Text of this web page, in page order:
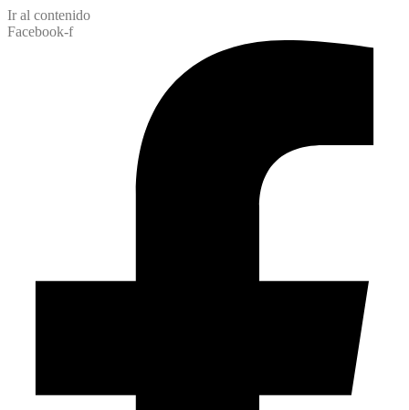
Ir al contenido
Facebook-f